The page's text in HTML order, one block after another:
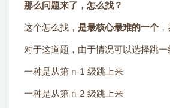
那么问题来了，怎么找？
这个怎么找， 是最核心最难的一个
对于这道题，由于情况可以选择跳
一种是从第 n-1 级跳上来
一种是从第 n-2 级跳上来